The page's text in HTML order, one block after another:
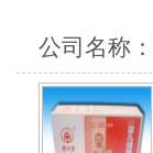
公司名称：